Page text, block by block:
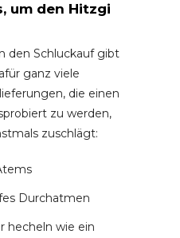
um den Hitzgi
den Schluckauf gibt
ganz viele
die einen
zu werden,
zuschlägt:
Durchatmen
hecheln wie ein